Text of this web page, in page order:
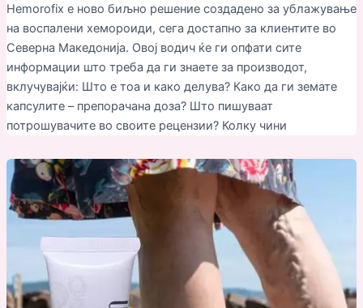
Hemorofix е ново биљно решение создадено за ублажување
на воспалени хемороиди, сега достапно за клиентите во
Северна Македонија. Овој водич ќе ги опфати сите
информации што треба да ги знаете за производот,
вклучувајќи: Што е тоа и како делува? Како да ги земате
капсулите – препорачана доза? Што пишуваат
потрошувачите во своите рецензии? Колку чини